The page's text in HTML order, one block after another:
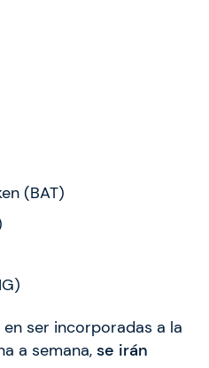
(BAT)
ser incorporadas a la
a semana, se irán